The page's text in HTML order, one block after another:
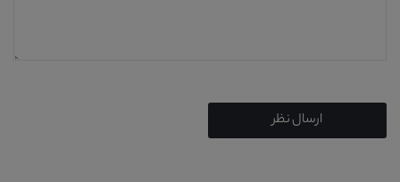
ارسال نظر